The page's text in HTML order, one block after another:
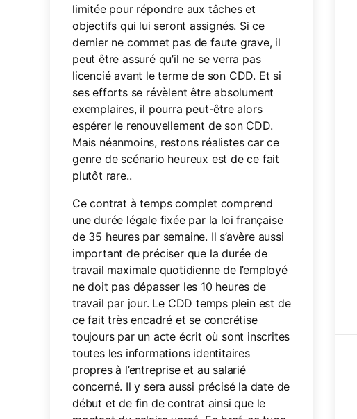
limitée pour répondre aux tâches et
objectifs qui lui seront assignés. Si ce
dernier ne commet pas de faute grave, il
peut être assuré qu’il ne se verra pas
licencié avant le terme de son CDD. Et si
ses efforts se révèlent être absolument
exemplaires, il pourra peut-être alors
espérer le renouvellement de son CDD.
Mais néanmoins, restons réalistes car ce
genre de scénario heureux est de ce fait
plutôt rare..
Ce contrat à temps complet comprend
une durée légale fixée par la loi française
de 35 heures par semaine. Il s’avère aussi
important de préciser que la durée de
travail maximale quotidienne de l’employé
ne doit pas dépasser les 10 heures de
travail par jour. Le CDD temps plein est de
ce fait très encadré et se concrétise
toujours par un acte écrit où sont inscrites
toutes les informations identitaires
propres à l’entreprise et au salarié
concerné. Il y sera aussi précisé la date de
début et de fin de contrat ainsi que le